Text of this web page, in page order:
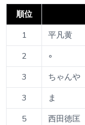
順位
1
平凡黄
2
◦
3
ちゃんや
3
ま
5
西田徳匡